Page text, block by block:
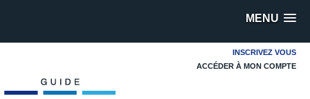
MENU
INSCRIVEZ VOUS
ACCÉDER À MON COMPTE